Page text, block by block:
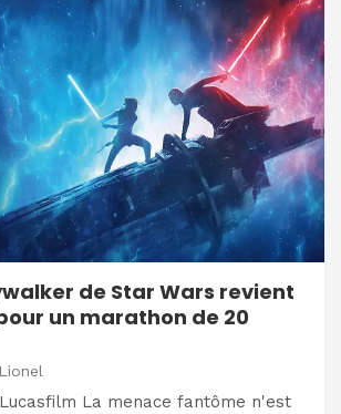
de Star Wars revient
un marathon de 20
Lionel
La menace fantôme n'est